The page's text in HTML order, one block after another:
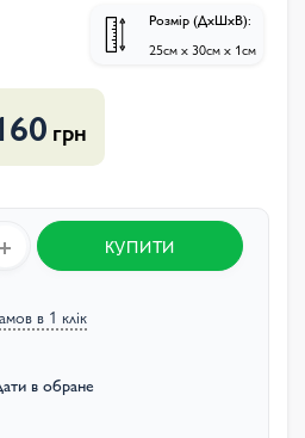
Розмір (ДхШхВ):
25см х 30см х 1см
грн
КУПИТИ
в 1 клік
в обране